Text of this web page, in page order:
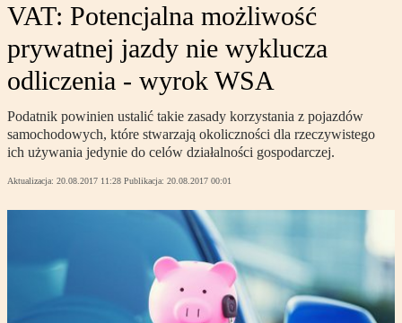
VAT: Potencjalna możliwość
prywatnej jazdy nie wyklucza
odliczenia - wyrok WSA
Podatnik powinien ustalić takie zasady korzystania z pojazdów
samochodowych, które stwarzają okoliczności dla rzeczywistego
ich używania jedynie do celów działalności gospodarczej.
Aktualizacja: 20.08.2017 11:28 Publikacja: 20.08.2017 00:01